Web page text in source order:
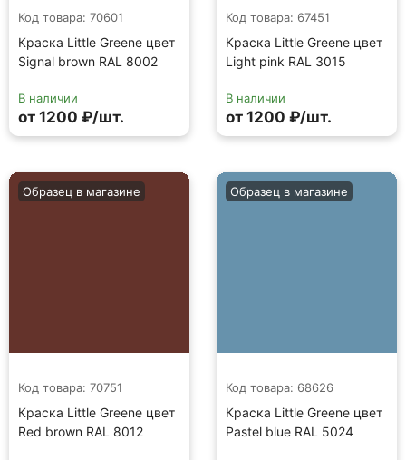
Код товара: 70601
Краска Little Greene цвет
Signal brown RAL 8002
В наличии
от 1200 ₽/шт.
Код товара: 67451
Краска Little Greene цвет
Light pink RAL 3015
В наличии
от 1200 ₽/шт.
Код товара: 70751
Краска Little Greene цвет
Red brown RAL 8012
Образец в магазине
Код товара: 68626
Краска Little Greene цвет
Pastel blue RAL 5024
Образец в магазине